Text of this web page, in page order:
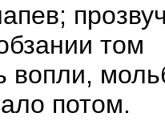
том
потом.